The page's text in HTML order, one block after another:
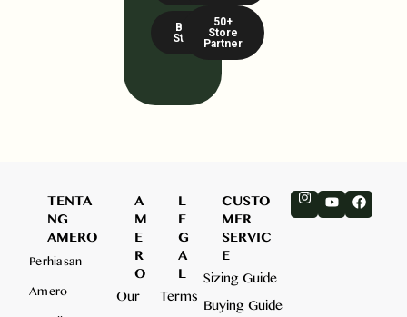
BliBli
Store
50+
Store
Partner
TENTA
NG
AMERO
Perhiasan
Amero
A
M
E
R
O
Our
L
E
G
A
L
Terms
CUSTO
MER
SERVIC
E
Sizing Guide
Buying Guide